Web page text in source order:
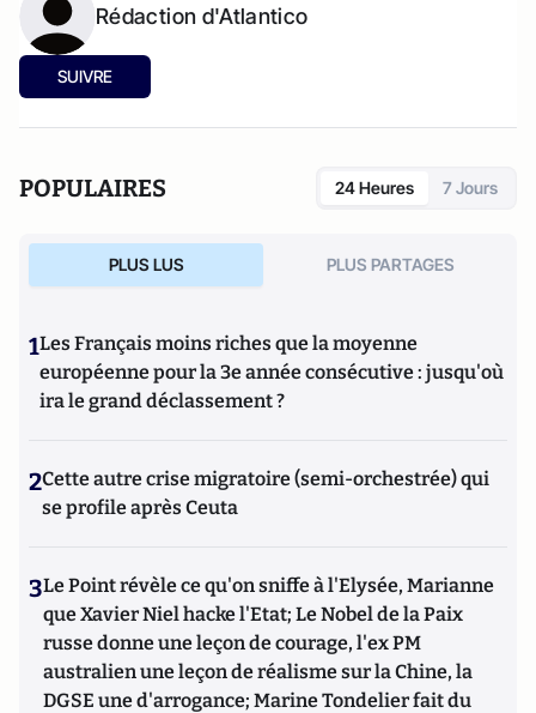
Rédaction d'Atlantico
SUIVRE
POPULAIRES 24 Heures 7 Jours
PLUS LUS PLUS PARTAGES
1Les Français moins riches que la moyenne
européenne pour la 3e année consécutive : jusqu'où
ira le grand déclassement ?
2Cette autre crise migratoire (semi-orchestrée) qui
se profile après Ceuta
3Le Point révèle ce qu'on sniffe à l'Elysée, Marianne
que Xavier Niel hacke l'Etat; Le Nobel de la Paix
russe donne une leçon de courage, l'ex PM
australien une leçon de réalisme sur la Chine, la
DGSE une d'arrogance; Marine Tondelier fait du